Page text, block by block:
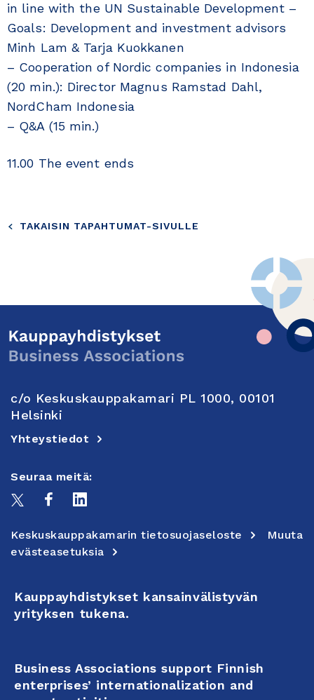
in line with the UN Sustainable Development –
Goals: Development and investment advisors
Minh Lam & Tarja Kuokkanen
– Cooperation of Nordic companies in Indonesia
(20 min.): Director Magnus Ramstad Dahl,
NordCham Indonesia
– Q&A (15 min.)
11.00 The event ends
TAKAISIN TAPAHTUMAT-SIVULLE
c/o Keskuskauppakamari PL 1000, 00101
Helsinki
Yhteystiedot
Seuraa meitä:
Keskuskauppakamarin tietosuojaseloste
Muuta
evästeasetuksia
Kauppayhdistykset kansainvälistyvän
yrityksen tukena.
Business Associations support Finnish
enterprises’ internationalization and